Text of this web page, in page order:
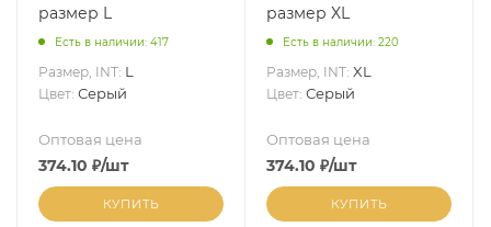
размер L
Есть в наличии: 417
Размер, INT: L
Цвет: Серый
Оптовая цена
374.10 ₽/шт
КУПИТЬ
размер XL
Есть в наличии: 220
Размер, INT: XL
Цвет: Серый
Оптовая цена
374.10 ₽/шт
КУПИТЬ